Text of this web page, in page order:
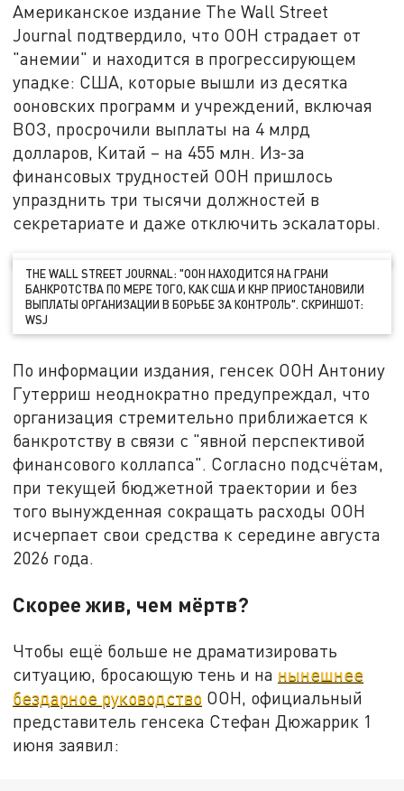
Американское издание The Wall Street
Journal подтвердило, что ООН страдает от
"анемии" и находится в прогрессирующем
упадке: США, которые вышли из десятка
ооновских программ и учреждений, включая
ВОЗ, просрочили выплаты на 4 млрд
долларов, Китай – на 455 млн. Из-за
финансовых трудностей ООН пришлось
упразднить три тысячи должностей в
секретариате и даже отключить эскалаторы.
THE WALL STREET JOURNAL: "ООН НАХОДИТСЯ НА ГРАНИ
БАНКРОТСТВА ПО МЕРЕ ТОГО, КАК США И КНР ПРИОСТАНОВИЛИ
ВЫПЛАТЫ ОРГАНИЗАЦИИ В БОРЬБЕ ЗА КОНТРОЛЬ". СКРИНШОТ:
WSJ
По информации издания, генсек ООН Антониу
Гутерриш неоднократно предупреждал, что
организация стремительно приближается к
банкротству в связи с "явной перспективой
финансового коллапса". Согласно подсчётам,
при текущей бюджетной траектории и без
того вынужденная сокращать расходы ООН
исчерпает свои средства к середине августа
2026 года.
Скорее жив, чем мёртв?
Чтобы ещё больше не драматизировать
ситуацию, бросающую тень и на нынешнее
бездарное руководство ООН, официальный
представитель генсека Стефан Дюжаррик 1
июня заявил: